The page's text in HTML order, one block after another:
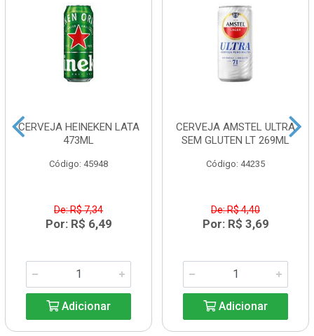
CERVEJA HEINEKEN LATA
473ML
Código: 45948
De: R$ 7,34
Por: R$ 6,49
Adicionar
CERVEJA AMSTEL ULTRA
SEM GLUTEN LT 269ML
Código: 44235
De: R$ 4,40
Por: R$ 3,69
Adicionar